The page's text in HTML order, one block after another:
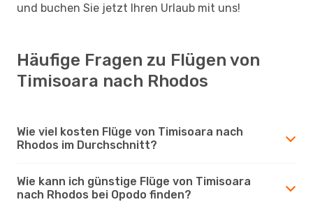
und buchen Sie jetzt Ihren Urlaub mit uns!
Häufige Fragen zu Flügen von
Timisoara nach Rhodos
Wie viel kosten Flüge von Timisoara nach
Rhodos im Durchschnitt?
Wie kann ich günstige Flüge von Timisoara
nach Rhodos bei Opodo finden?